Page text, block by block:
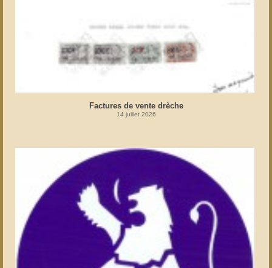
Factures de vente drèche
14 juillet 2026